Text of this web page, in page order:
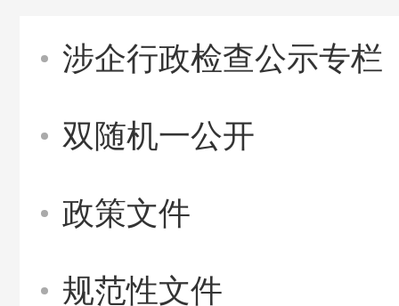
涉企行政检查公示专栏
双随机一公开
政策文件
规范性文件